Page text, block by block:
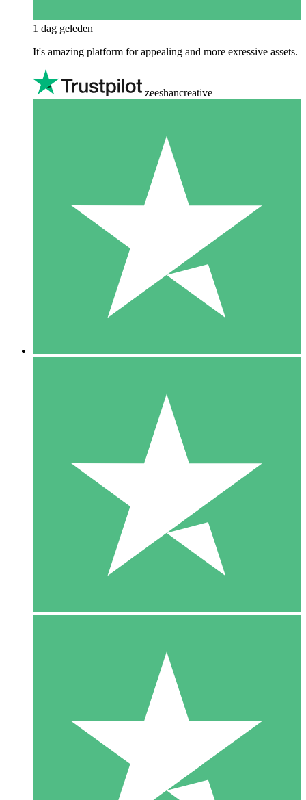
1 dag geleden
It's amazing platform for appealing and more exressive assets.
zeeshancreative